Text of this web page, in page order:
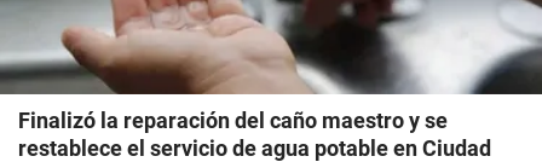
Finalizó la reparación del caño maestro y se
restablece el servicio de agua potable en Ciudad